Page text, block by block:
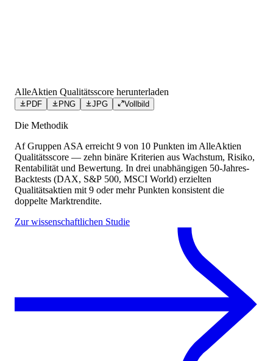
AlleAktien Qualitätsscore herunterladen
PDF PNG JPG Vollbild
Die Methodik
Af Gruppen ASAerreicht 9 von 10 Punkten im AlleAktien
Qualitätsscore — zehn binäre Kriterien aus Wachstum, Risiko,
Rentabilität und Bewertung. In drei unabhängigen 50-Jahres-
Backtests (DAX, S&P 500, MSCI World) erzielten
Qualitätsaktien mit 9 oder mehr Punkten konsistent die
doppelte Marktrendite.
Zur wissenschaftlichen Studie